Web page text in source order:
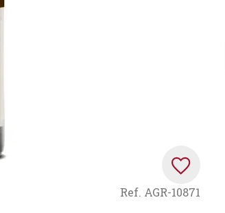
Ref. AGR-10871